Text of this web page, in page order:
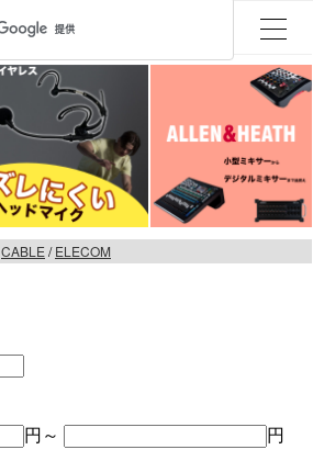
CABLE /ELECOM
円～
円